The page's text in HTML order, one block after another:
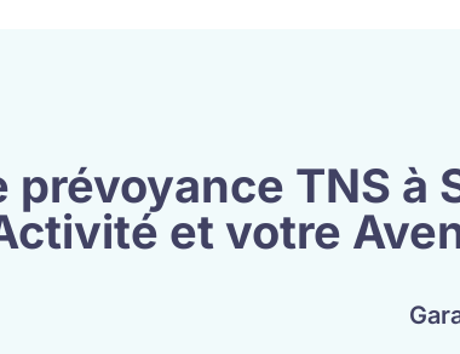
prévoyance TNS à
et votre